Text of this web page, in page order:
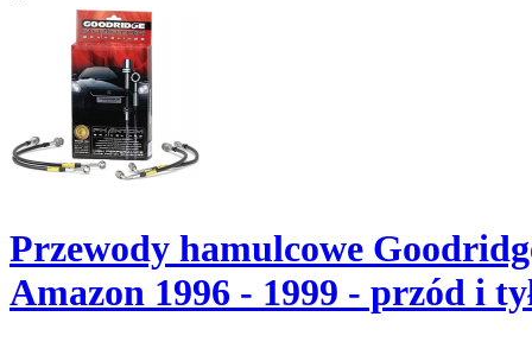
Przewody hamulcowe
Amazon 1996 - 1999 - przód i